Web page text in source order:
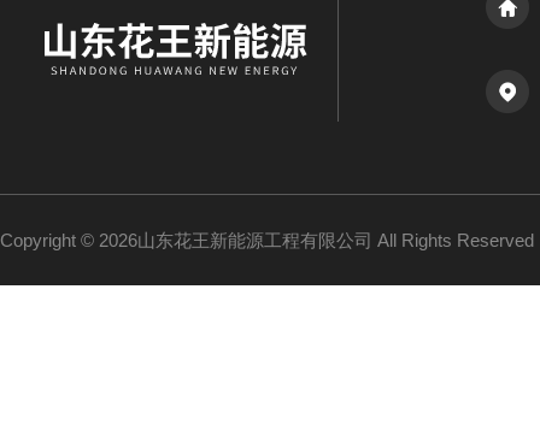
Copyright © 2026山东花王新能源工程有限公司 All Rights